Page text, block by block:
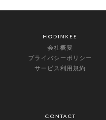
HODINKEE
会社概要
プライバシーポリシー
サービス利用規約
CONTACT